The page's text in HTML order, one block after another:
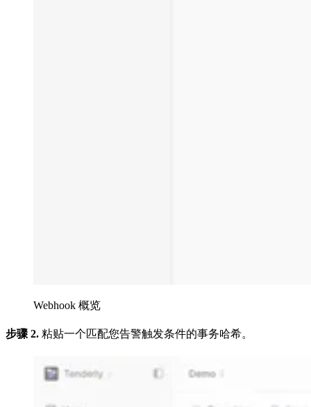
Webhook 概览
步骤 2. 粘贴一个匹配您告警触发条件的事务哈希。